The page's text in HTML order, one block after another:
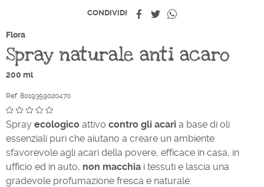
CONDIVIDI Condividi
TwittaWhatsapp
Flora
Spray naturale anti acaro
200 ml
Ref. 8019359020470
Spray ecologico attivo contro gli acari a base di oli
essenziali puri che aiutano a creare un ambiente
sfavorevole agli acari della povere, efficace in casa, in
ufficio ed in auto, non macchia i tessuti e lascia una
gradevole profumazione fresca e naturale.